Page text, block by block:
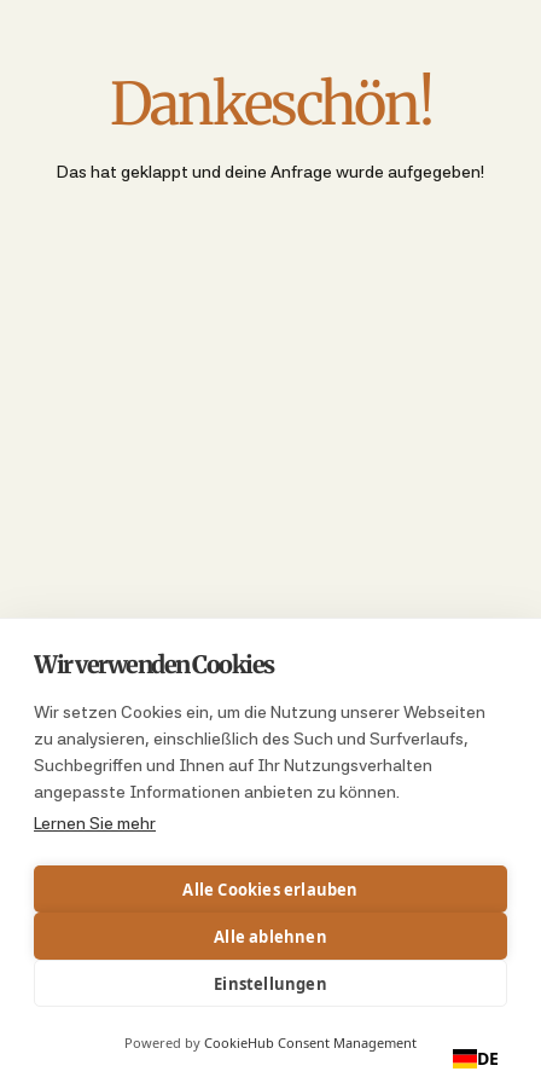
Dankeschön!
Das hat geklappt und deine Anfrage wurde aufgegeben!
DE
Wir verwenden Cookies
Wir setzen Cookies ein, um die Nutzung unserer Webseiten
zu analysieren, einschließlich des Such und Surfverlaufs,
Suchbegriffen und Ihnen auf Ihr Nutzungsverhalten
angepasste Informationen anbieten zu können.
Lernen Sie mehr
Alle Cookies erlauben
Alle ablehnen
Einstellungen
Powered by CookieHub Consent Management